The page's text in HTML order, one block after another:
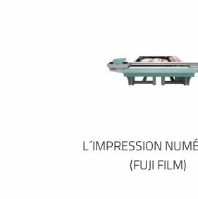
L´IMPRESSION
(FUJI FILM)